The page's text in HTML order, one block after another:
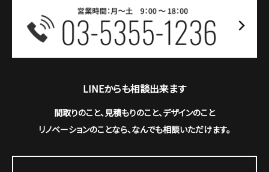
LINEからも相談出来ます
間取りのこと、見積もりのこと、デザインのこと
リノベーションのことなら、なんでも相談いただけます。